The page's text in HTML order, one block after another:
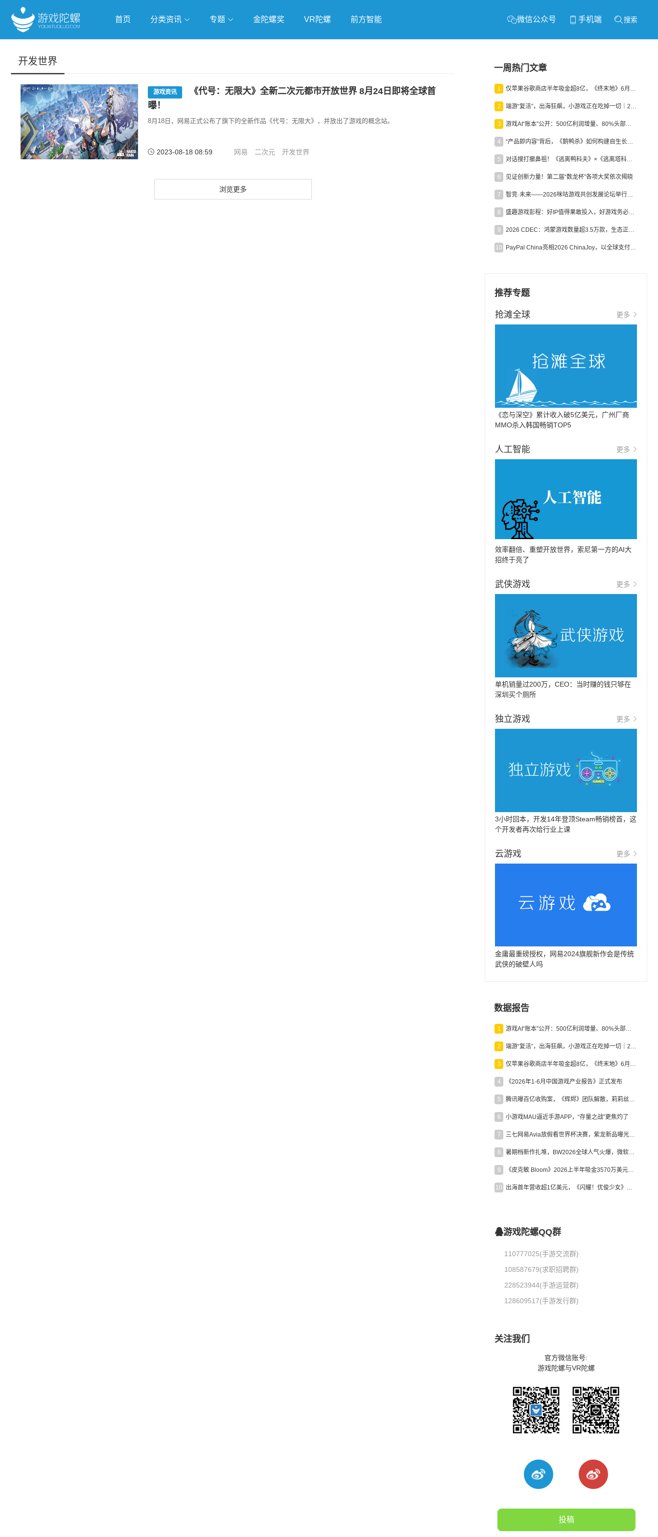
首页 分类资讯 专题 金陀螺奖 VR陀螺 前方智能 微信公众号 手机端 搜索
开发世界
游戏资讯
《代号：无限大》全新二次元都市开放世界 8月24日即将全球首
曝！
8月18日，网易正式公布了旗下的全新作品《代号：无限大》，并放出了游戏的概念站。
2023-08-18 08:59 网易 二次元 开发世界
浏览更多
一周热门文章
1 仅苹果谷歌商店半年吸金超8亿，《终末地》6月份收入显著回暖
2 端游“复活”，出海狂飙，小游戏正在吃掉一切｜2026上半年产业报告
3 游戏AI“账本”公开：500亿利润增量、80%头部入局，谁在闷声发财？
4 “产品即内容”背后，《鹅鸭杀》如何构建自生长生态？
5 对话搜打撤鼻祖！《逃离鸭科夫》×《逃离塔科夫》官方线下沙龙落幕
6 见证创新力量！第二届“数龙杯”各项大奖依次揭晓
7 智竞·未来——2026咪咕游戏共创发展论坛举行：聚力精品内容、AI创作与电竞生态，共建高品质益智健康游戏社区
8 盛趣游戏彭程：好IP值得果敢投入，好游戏务必长效经营
9 2026 CDEC：鸿蒙游戏数量超3.5万款，生态正循环加速产业高质量发展
10 PayPal China亮相2026 ChinaJoy，以全球支付能力助力中国游戏企业深化全球运营
推荐专题
抢滩全球 更多
《恋与深空》累计收入破5亿美元，广州厂商
MMO杀入韩国畅销TOP5
人工智能 更多
效率翻倍、重塑开放世界，索尼第一方的AI大
招终于亮了
武侠游戏 更多
单机销量过200万，CEO：当时赚的钱只够在
深圳买个厕所
独立游戏 更多
3小时回本，开发14年登顶Steam畅销榜首，这
个开发者再次给行业上课
云游戏 更多
金庸最重磅授权，网易2024旗舰新作会是传统
武侠的破壁人吗
数据报告
1 游戏AI“账本”公开：500亿利润增量、80%头部入局，谁在闷声发财？
2 端游“复活”，出海狂飙，小游戏正在吃掉一切｜2026上半年产业报告
3 仅苹果谷歌商店半年吸金超8亿，《终末地》6月份收入显著回暖
4 《2026年1-6月中国游戏产业报告》正式发布
5 腾讯曝百亿收购案，《辉烬》团队解散，莉莉丝新作曝光｜陀螺周报
6 小游戏MAU逼近手游APP，“存量之战”更焦灼了
7 三七网易Avia放假看世界杯决赛，紫龙新品曝光，米哈游新作上线 | 陀螺周报
8 暑期档新作扎堆，BW2026全球人气火爆，微软XBOX大裁员|陀螺周报
9 《皮克敏 Bloom》2026上半年吸金3570万美元，中国台湾成最大市场
10 出海首年营收超1亿美元，《闪耀！优俊少女》美国市场占比达七成
游戏陀螺QQ群
110777025(手游交流群)
108587679(求职招聘群)
228523944(手游运营群)
128609517(手游发行群)
关注我们
官方微信账号:
游戏陀螺与VR陀螺
投稿